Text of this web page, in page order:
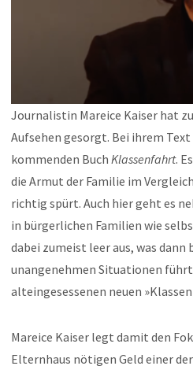
Journalistin Mareice Kaiser hat
Aufsehen gesorgt. Bei ihrem
kommenden Buch Klassenfahrt.
die Armut der Familie im
richtig spürt. Auch hier geht es
in bürgerlichen Familien wie
dabei zumeist leer aus, was
unangenehmen Situationen führt
alteingesessenen neuen
Mareice Kaiser legt damit den
Elternhaus nötigen Geld einer